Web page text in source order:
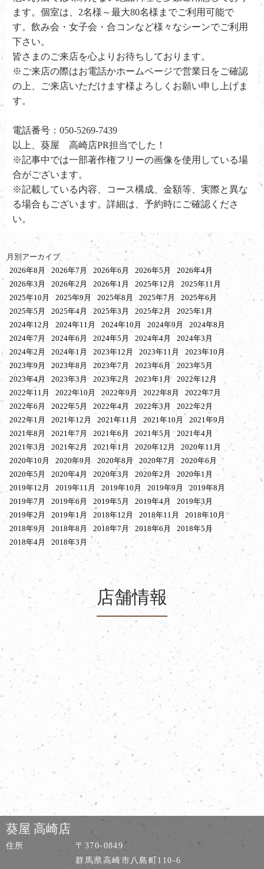
ます。個室は、2名様～最大80名様までご利用可能で
す。飲み会・女子会・合コンなど様々なシーンでご利用
下さい。
皆さまのご来店を心よりお待ちしております。
※ご来店の際はお電話かホームページで営業日をご確認
の上、ご来店いただけます様よろしくお願い申し上げま
す。
電話番号：050-5269-7439
以上、葵屋 高崎店PR担当でした！
※記事中では一部著作権フリーの画像を使用している場
合がございます。
※記載している内容、コース構成、金額等、実際と異な
る場合もございます。詳細は、予約時にご確認くださ
い。
月別アーカイブ
2026年8月
2026年7月 2026年6月 2026年5月
2026年4月
2026年3月
2026年2月 2026年1月 2025年12月
2025年11月
2025年10月
2025年9月 2025年8月 2025年7月
2025年6月
2025年5月
2025年4月 2025年3月 2025年2月
2025年1月
2024年12月
2024年11月 2024年10月 2024年9月
2024年8月
2024年7月
2024年6月 2024年5月 2024年4月
2024年3月
2024年2月
2024年1月 2023年12月 2023年11月
2023年10月
2023年9月
2023年8月 2023年7月 2023年6月
2023年5月
2023年4月
2023年3月 2023年2月 2023年1月
2022年12月
2022年11月
2022年10月 2022年9月 2022年8月
2022年7月
2022年6月
2022年5月 2022年4月 2022年3月
2022年2月
2022年1月
2021年12月 2021年11月 2021年10月
2021年9月
2021年8月
2021年7月 2021年6月 2021年5月
2021年4月
2021年3月
2021年2月 2021年1月 2020年12月
2020年11月
2020年10月
2020年9月 2020年8月 2020年7月
2020年6月
2020年5月
2020年4月 2020年3月 2020年2月
2020年1月
2019年12月
2019年11月 2019年10月 2019年9月
2019年8月
2019年7月
2019年6月 2019年5月 2019年4月
2019年3月
2019年2月
2019年1月 2018年12月 2018年11月
2018年10月
2018年9月
2018年8月 2018年7月 2018年6月
2018年5月
2018年4月
2018年3月
店舗情報
葵屋 高崎店
住所
〒370-0849
群馬県高崎市八島町110-6